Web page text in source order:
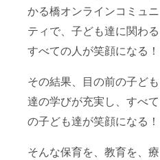
かる橋オンラインコミュニ
ティで、子ども達に関わる
すべての人が笑顔になる！
その結果、目の前の子ども
達の学びが充実し、すべて
の子ども達が笑顔になる！
そんな保育を、教育を、療